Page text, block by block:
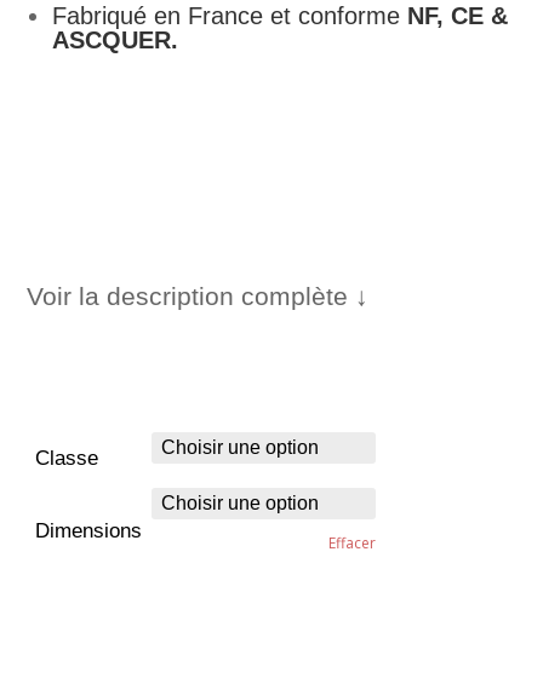
Fabriqué en France et conforme NF, CE &
ASCQUER.
Voir la description complète ↓
Classe
Dimensions
Effacer